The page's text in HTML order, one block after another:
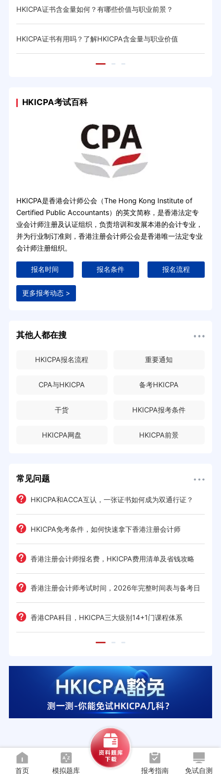
HKICPA证书含金量如何？有哪些价值与职业前景？
HKICPA证书有用吗？了解HKICPA含金量与职业价值
HKICPA考试百科
HKICPA是香港会计师公会（The Hong Kong Institute of
Certified Public Accountants）的英文简称，是香港法定专
业会计师注册及认证组织，负责培训和发展本港的会计专业，
并为行业制订准则，香港注册会计师公会是香港唯一法定专业
会计师注册组织。
报名时间 报名条件 报名流程
更多报考动态 >
其他人都在搜
HKICPA报名流程 重要通知
CPA与HKICPA 备考HKICPA
干货 HKICPA报考条件
HKICPA网盘 HKICPA前景
常见问题
HKICPA和ACCA互认，一张证书如何成为双通行证？
HKICPA免考条件，如何快速拿下香港注册会计师
香港注册会计师报名费，HKICPA费用清单及省钱攻略
香港注册会计师考试时间，2026年完整时间表与备考日
历 香港CPA科目，HKICPA三大级别14+1门课程体系
首页 模拟题库 报考指南 免试自测